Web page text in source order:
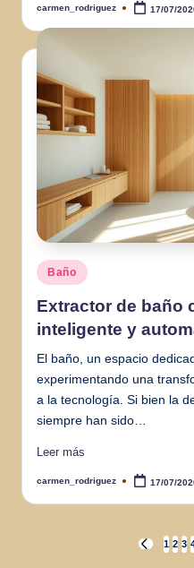
Publicado
carmen_rodriguez 17/07/
Publicado
en
Baño
Extractor de baño
inteligente y
El baño, un espacio
experimentando una
a la tecnología. Si bien la
siempre han sido…
Leer más
Publicado
carmen_rodriguez 17/07/
PaginaciónPÁGINA
1 2 3